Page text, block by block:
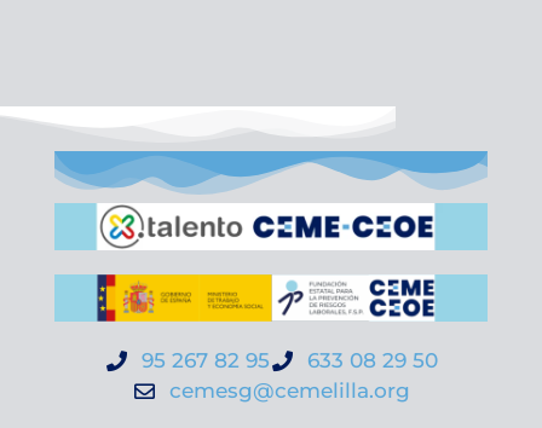
95 267 82 95
633 08 29 50
cemesg@cemelilla.org